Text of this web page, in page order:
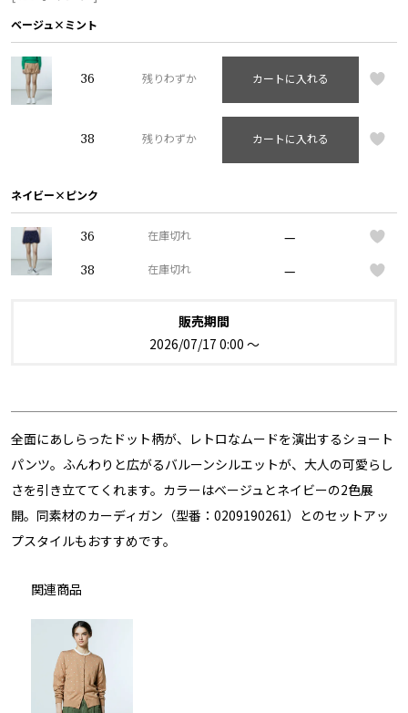
ベージュ×ミント
36 残りわずか カートに入れる
38 残りわずか カートに入れる
ネイビー×ピンク
36 在庫切れ —
38 在庫切れ —
販売期間
2026/07/17 0:00 〜
全面にあしらったドット柄が、レトロなムードを演出するショート
パンツ。ふんわりと広がるバルーンシルエットが、大人の可愛らし
さを引き立ててくれます。カラーはベージュとネイビーの2色展
開。同素材のカーディガン（型番：0209190261）とのセットアッ
プスタイルもおすすめです。
関連商品